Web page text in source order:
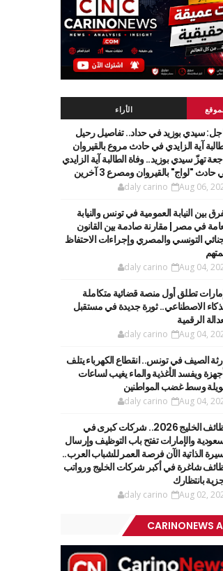
الأراء
سيدي بوزيد في حداد.. تفاصيل رحيل
آية الزايدي في حادث مروع بالقيروان
تهزّ سيدي بوزيد.. وفاة الطالبة آية الزايدي
"لواج" بالقيروان ومصرع 3 آخرين
daly carino Aug 06,
بين النيابة العمومية في تونس والنيابة
في مصر | مقارنة صادمة بين القانون
التونسي والمصري وإجراءات الاحتفاظ
daly carino Aug 04,
تطلق أول منصة قضائية متكاملة
الاصطناعي.. ثورة جديدة في مستقبل
الرقمية
daly carino Aug 04,
الصيف في تونس.. انقطاع الكهرباء يتلف
ويفسد الأغذية والماء يغيب لساعات
وسط غضب المواطنين
daly carino Aug 04,
وظائف الخليج 2026.. شركات كبرى في
والإمارات تفتح باب التوظيف وإرسال
الذاتية الآن فرصة العمر للشباب العرب..
شاغرة في أكبر شركات الخليج ورواتب
بانتظارك
daly carino Aug 02,